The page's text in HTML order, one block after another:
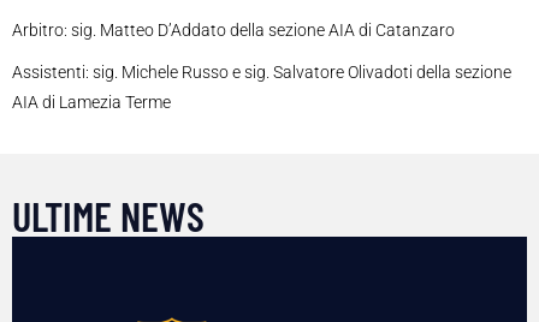
Arbitro: sig. Matteo D’Addato della sezione AIA di Catanzaro
Assistenti: sig. Michele Russo e sig. Salvatore Olivadoti della sezione
AIA di Lamezia Terme
ULTIME NEWS